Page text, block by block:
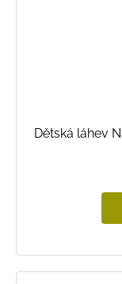
Dětská láhev